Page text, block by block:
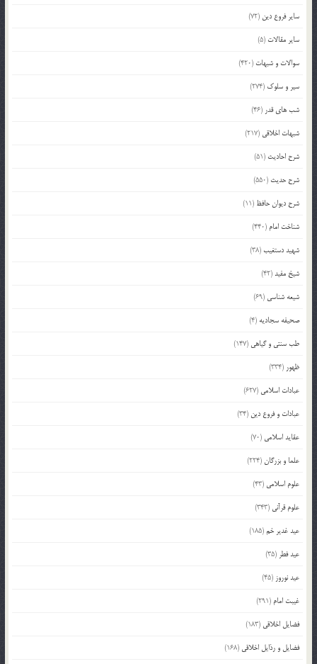
سایر فروع دین (72)
سایر مقالات (5)
سوالات و شبهات (420)
سیر و سلوک (274)
شب های قدر (46)
شبهات اخلاقی (217)
شرح احادیث (51)
شرح حدیث (550)
شرح دیوان حافظ (11)
شناخت امام (440)
شهید دستغیب(38)
شیخ مفید(42)
شیعه شناسی (69)
صحیفه سجادیه (4)
طب سنتی و گیاهی (147)
ظهور (334)
عبادات اسلامی (627)
عبادات و فروع دین (34)
عقاید اسلامی (70)
علما و بزرگان(224)
علوم اسلامی (43)
علوم قرآنی (343)
عید غدیر خم(185)
عید فطر (35)
عید نوروز (45)
غیبت امام (291)
فضایل اخلاقی (183)
فضایل و رذایل اخلاقی (168)